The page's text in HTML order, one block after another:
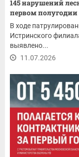
145 нарушений
первом полугодии
В ходе
Истринского
выявлено...
11.07.2026